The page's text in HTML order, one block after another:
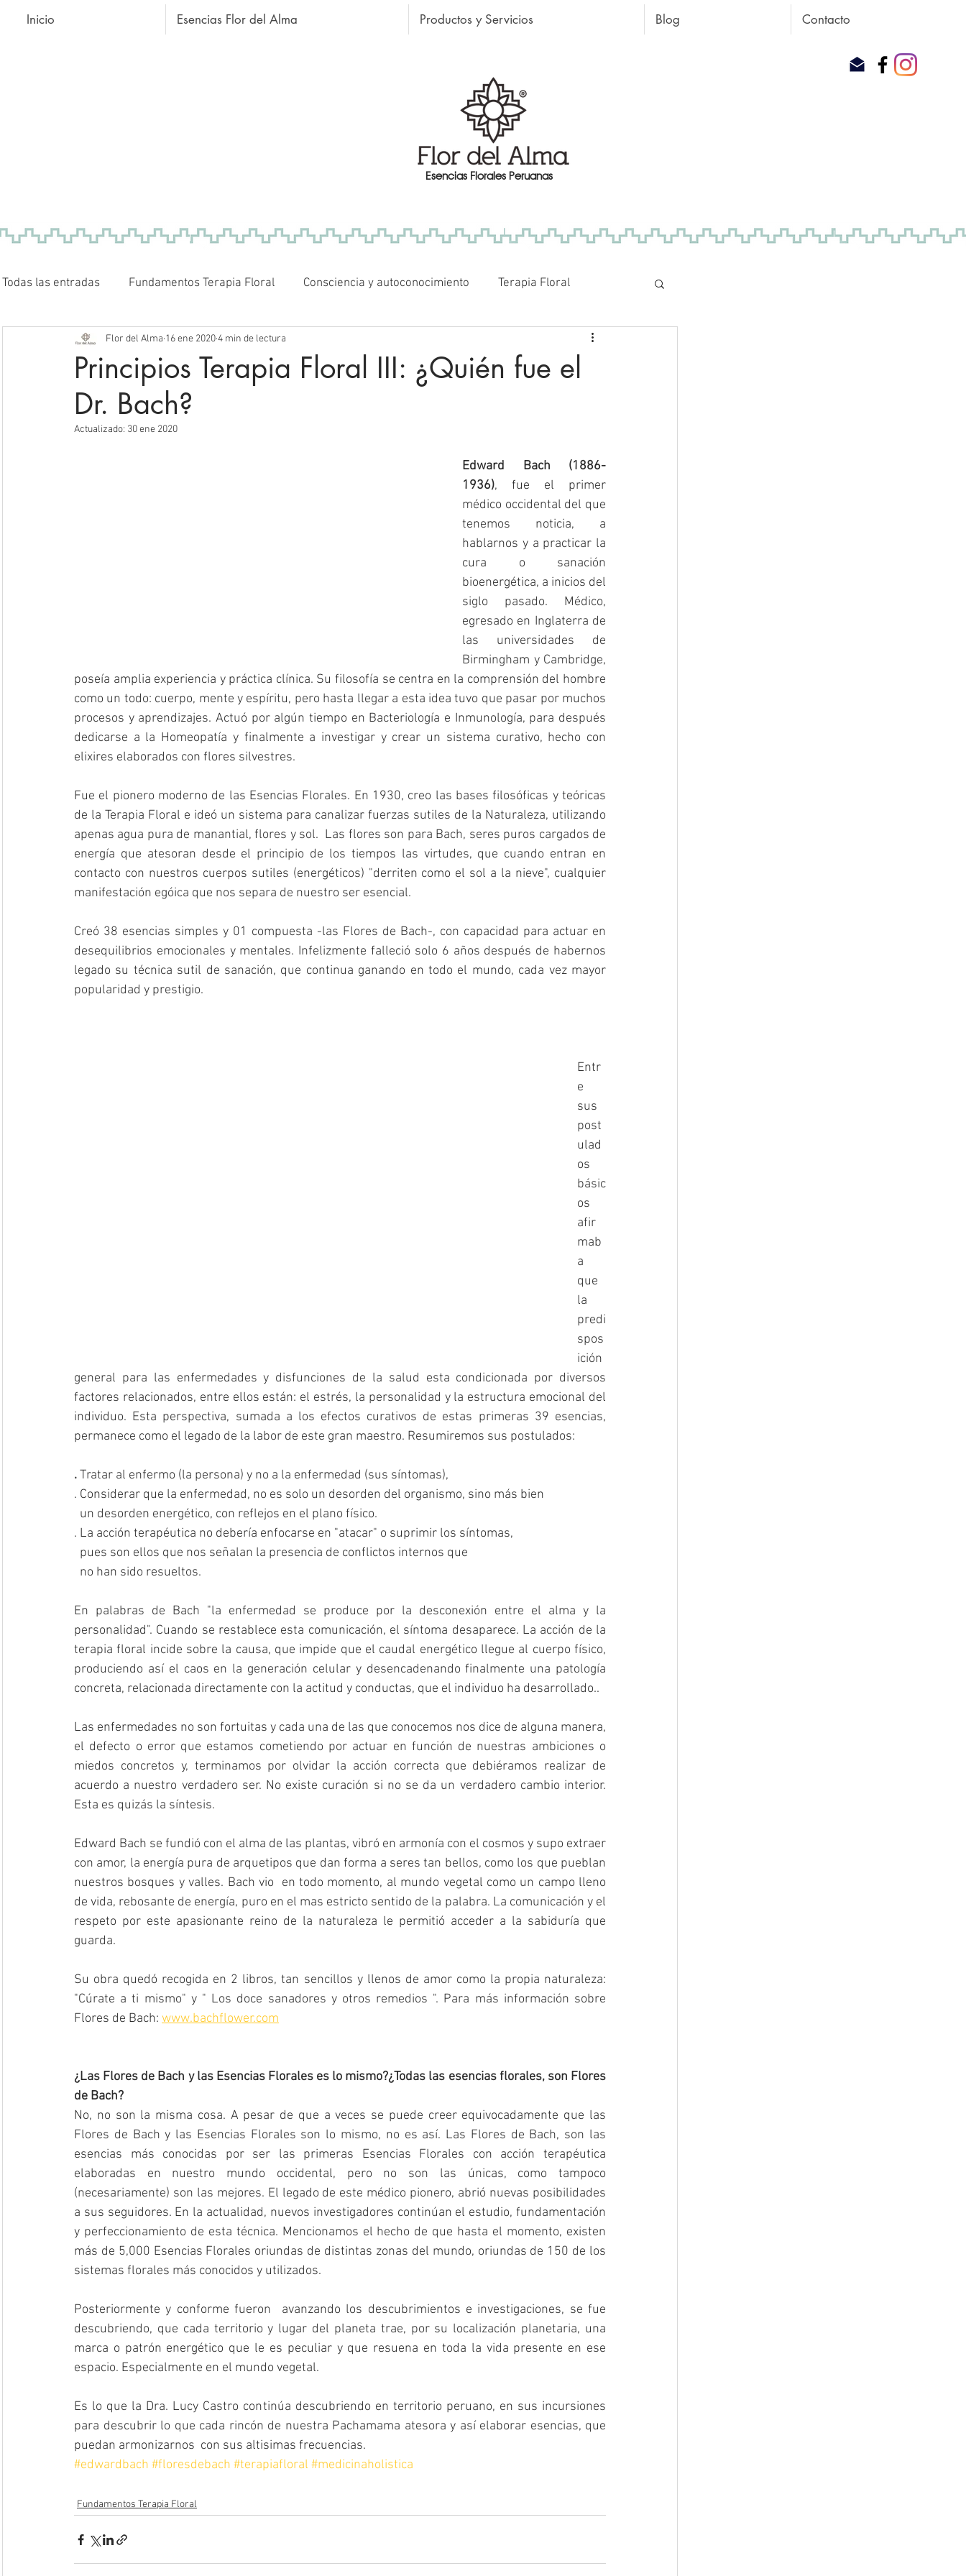
Inicio Esencias Flor del Alma Productos y Servicios Blog Contacto
Esencias Florales Peruanas
Todas las entradas Fundamentos Terapia Floral Consciencia y autoconocimiento Terapia Floral
Sistema Flor del Alma Actividades
Principios Terapia Floral III: ¿Quién fue el
Dr. Bach?
Flor del Alma 16 ene 20204 min de lectura
Actualizado: 30 ene 2020
Edward Bach (1886-
1936), fue el primer
médico occidental del que
tenemos noticia, a
hablarnos y a practicar la
cura o sanación
bioenergética, a inicios del
siglo pasado. Médico,
egresado en Inglaterra de
las universidades de
Birmingham y Cambridge,
poseía amplia experiencia y práctica clínica. Su filosofía se centra en la comprensión del hombre
como un todo: cuerpo, mente y espíritu, pero hasta llegar a esta idea tuvo que pasar por muchos
procesos y aprendizajes. Actuó por algún tiempo en Bacteriología e Inmunología, para después
dedicarse a la Homeopatía y finalmente a investigar y crear un sistema curativo, hecho con
elixires elaborados con flores silvestres.
Fue el pionero moderno de las Esencias Florales. En 1930, creo las bases filosóficas y teóricas
de la Terapia Floral e ideó un sistema para canalizar fuerzas sutiles de la Naturaleza, utilizando
apenas agua pura de manantial, flores y sol.  Las flores son para Bach, seres puros cargados de
energía que atesoran desde el principio de los tiempos las virtudes, que cuando entran en
contacto con nuestros cuerpos sutiles (energéticos) "derriten como el sol a la nieve", cualquier
manifestación egóica que nos separa de nuestro ser esencial.
Creó 38 esencias simples y 01 compuesta -las Flores de Bach-, con capacidad para actuar en
desequilibrios emocionales y mentales. Infelizmente falleció solo 6 años después de habernos
legado su técnica sutil de sanación, que continua ganando en todo el mundo, cada vez mayor
popularidad y prestigio.
Entr
e
sus
post
ulad
os
básic
os
afir
mab
a
que
la
predi
spos
ición
general para las enfermedades y disfunciones de la salud esta condicionada por diversos
factores relacionados, entre ellos están: el estrés, la personalidad y la estructura emocional del
individuo. Esta perspectiva, sumada a los efectos curativos de estas primeras 39 esencias,
permanece como el legado de la labor de este gran maestro. Resumiremos sus postulados:
. Tratar al enfermo (la persona) y no a la enfermedad (sus síntomas),
. Considerar que la enfermedad, no es solo un desorden del organismo, sino más bien
  un desorden energético, con reflejos en el plano físico.
. La acción terapéutica no debería enfocarse en "atacar" o suprimir los síntomas,
  pues son ellos que nos señalan la presencia de conflictos internos que
  no han sido resueltos.
En palabras de Bach "la enfermedad se produce por la desconexión entre el alma y la
personalidad". Cuando se restablece esta comunicación, el síntoma desaparece. La acción de la
terapia floral incide sobre la causa, que impide que el caudal energético llegue al cuerpo físico,
produciendo así el caos en la generación celular y desencadenando finalmente una patología
concreta, relacionada directamente con la actitud y conductas, que el individuo ha desarrollado..
Las enfermedades no son fortuitas y cada una de las que conocemos nos dice de alguna manera,
el defecto o error que estamos cometiendo por actuar en función de nuestras ambiciones o
miedos concretos y, terminamos por olvidar la acción correcta que debiéramos realizar de
acuerdo a nuestro verdadero ser. No existe curación si no se da un verdadero cambio interior.
Esta es quizás la síntesis.
Edward Bach se fundió con el alma de las plantas, vibró en armonía con el cosmos y supo extraer
con amor, la energía pura de arquetipos que dan forma a seres tan bellos, como los que pueblan
nuestros bosques y valles. Bach vio  en todo momento, al mundo vegetal como un campo lleno
de vida, rebosante de energía, puro en el mas estricto sentido de la palabra. La comunicación y el
respeto por este apasionante reino de la naturaleza le permitió acceder a la sabiduría que
guarda.
Su obra quedó recogida en 2 libros, tan sencillos y llenos de amor como la propia naturaleza:
"Cúrate a ti mismo" y " Los doce sanadores y otros remedios ". Para más información sobre
Flores de Bach: www.bachflower.com
¿Las Flores de Bach y las Esencias Florales es lo mismo?¿Todas las esencias florales, son Flores
de Bach?
No, no son la misma cosa. A pesar de que a veces se puede creer equivocadamente que las
Flores de Bach y las Esencias Florales son lo mismo, no es así. Las Flores de Bach, son las
esencias más conocidas por ser las primeras Esencias Florales con acción terapéutica
elaboradas en nuestro mundo occidental, pero no son las únicas, como tampoco
(necesariamente) son las mejores. El legado de este médico pionero, abrió nuevas posibilidades
a sus seguidores. En la actualidad, nuevos investigadores continúan el estudio, fundamentación
y perfeccionamiento de esta técnica. Mencionamos el hecho de que hasta el momento, existen
más de 5,000 Esencias Florales oriundas de distintas zonas del mundo, oriundas de 150 de los
sistemas florales más conocidos y utilizados.
Posteriormente y conforme fueron  avanzando los descubrimientos e investigaciones, se fue
descubriendo, que cada territorio y lugar del planeta trae, por su localización planetaria, una
marca o patrón energético que le es peculiar y que resuena en toda la vida presente en ese
espacio. Especialmente en el mundo vegetal.
Es lo que la Dra. Lucy Castro continúa descubriendo en territorio peruano, en sus incursiones
para descubrir lo que cada rincón de nuestra Pachamama atesora y así elaborar esencias, que
puedan armonizarnos  con sus altisimas frecuencias.
#edwardbach #floresdebach #terapiafloral #medicinaholistica
Fundamentos Terapia Floral